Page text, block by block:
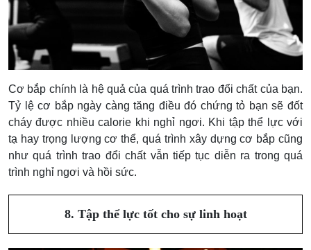
Cơ bắp chính là hệ quả của quá trình trao đổi chất của bạn.
Tỷ lệ cơ bắp ngày càng tăng điều đó chứng tỏ bạn sẽ đốt
cháy được nhiều calorie khi nghỉ ngơi. Khi tập thể lực với
tạ hay trọng lượng cơ thể, quá trình xây dựng cơ bắp cũng
như quá trình trao đổi chất vẫn tiếp tục diễn ra trong quá
trình nghỉ ngơi và hồi sức.
8. Tập thể lực tốt cho sự linh hoạt